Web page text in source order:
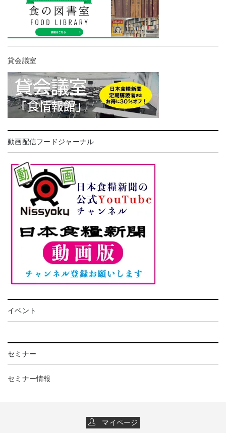
貸会議室
動画配信フードジャーナル
イベント
セミナー
セミナー情報
マイページ